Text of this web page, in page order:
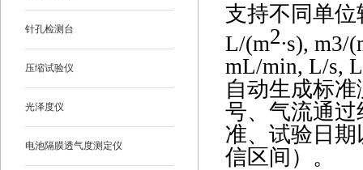
针孔检测台
压缩试验仪
光泽度仪
电池隔膜透气度测定仪
支持不同单
L/(m2∙s), m3/
mL/min, L/s,
自动生成标
号、气流通
准、试验日
信区间）。